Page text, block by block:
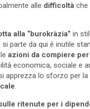
alle difficoltà che
alla “burokràzia” in
parte da qui è inutile
azioni da compiere
economica, sociale e
apprezza lo sforzo per la
ritenute per i